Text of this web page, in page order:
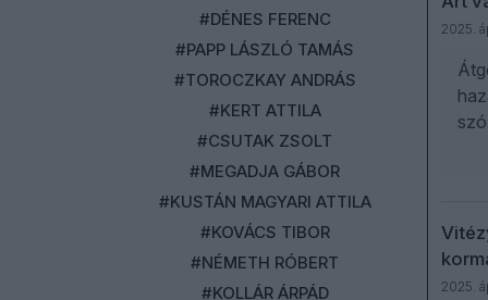
#DÉNES FERENC
#PAPP LÁSZLÓ TAMÁS
#TOROCZKAY ANDRÁS
#KERT ATTILA
#CSUTAK ZSOLT
#MEGADJA GÁBOR
#KUSTÁN MAGYARI ATTILA
#KOVÁCS TIBOR
#NÉMETH RÓBERT
#KOLLÁR ÁRPÁD
2025.
2025.